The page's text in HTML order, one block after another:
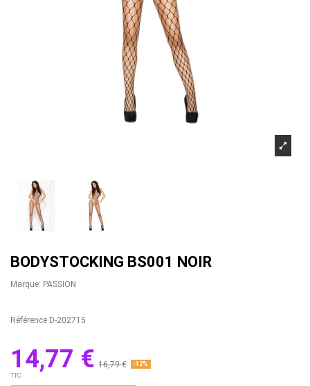
BODYSTOCKING BS001 NOIR
Marque: PASSION
Référence D-202715
14,77 € 16,79 € -12%
TTC